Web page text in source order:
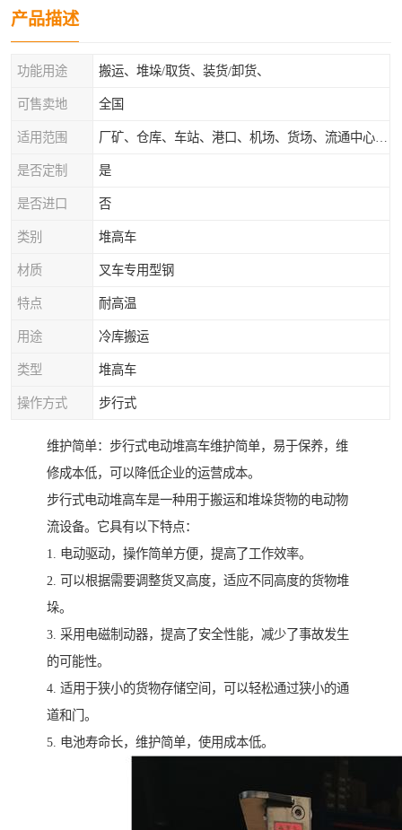
产品描述
功能用途 搬运、堆垛/取货、装货/卸货、
可售卖地 全国
适用范围
是否定制 是
是否进口 否
类别 堆高车
材质 叉车专用型钢
特点 耐高温
用途 冷库搬运
类型 堆高车
操作方式 步行式
维护简单：步行式电动堆高车维护简单，易于保养，维
修成本低，可以降低企业的运营成本。
步行式电动堆高车是一种用于搬运和堆垛货物的电动物
流设备。它具有以下特点：
1. 电动驱动，操作简单方便，提高了工作效率。
2. 可以根据需要调整货叉高度，适应不同高度的货物堆
垛。
3. 采用电磁制动器，提高了安全性能，减少了事故发生
的可能性。
4. 适用于狭小的货物存储空间，可以轻松通过狭小的通
道和门。
5. 电池寿命长，维护简单，使用成本低。